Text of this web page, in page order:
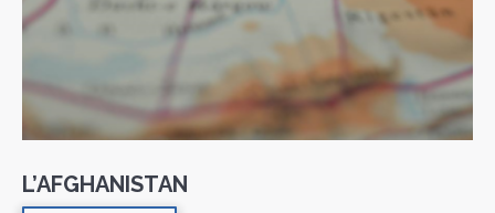
L’AFGHANISTAN